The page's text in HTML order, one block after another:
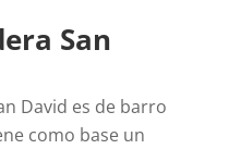
San
David es de barro
como base un